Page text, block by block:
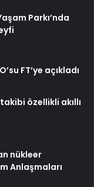
Parkı’nda
FT’ye açıkladı
özellikli akıllı
nükleer
Anlaşmaları